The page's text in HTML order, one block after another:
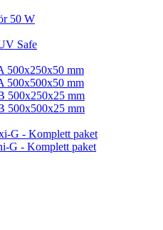
50 W
Safe
500x250x50 mm
500x500x50 mm
500x250x25 mm
500x500x25 mm
G - Komplett paket
G - Komplett paket